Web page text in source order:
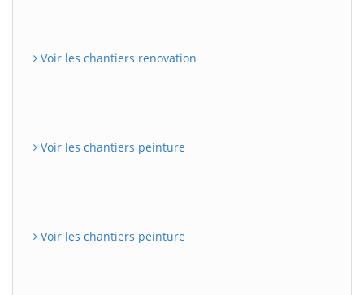
Voir les chantiers renovation
Voir les chantiers peinture
Voir les chantiers peinture